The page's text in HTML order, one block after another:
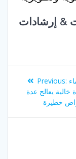
& إرشادات
PostPrevious:
يعالج عدة
خطيرة